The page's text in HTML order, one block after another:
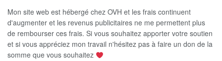
Mon site web est hébergé chez OVH et les frais continuent
d'augmenter et les revenus publicitaires ne me permettent plus
de rembourser ces frais. Si vous souhaitez apporter votre soutien
et si vous appréciez mon travail n'hésitez pas à faire un don de la
somme que vous souhaitez